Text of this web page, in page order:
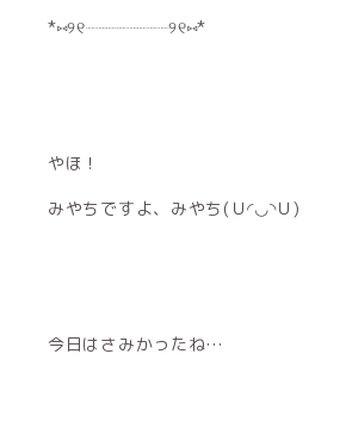
*⑅︎୨୧┈︎┈︎┈︎┈︎┈︎┈︎┈︎┈︎୨୧⑅︎*
やほ！
みやちですよ、みやち(Ｕ◜◡◝Ｕ)
今日はさみかったね…